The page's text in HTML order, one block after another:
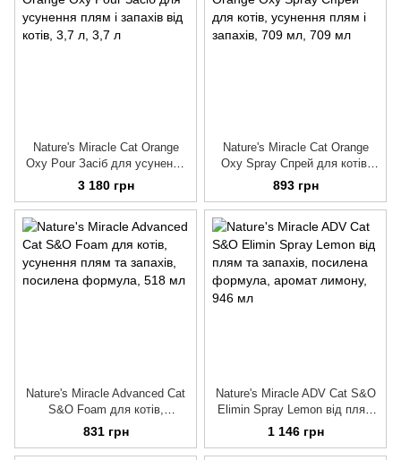
Nature's Miracle Сat Orange
Oxy Pour Засіб для усунення
плям і запахів від котів, 3,7 л
3 180 грн
Nature's Miracle Cat Orange
Oxy Spray Спрей для котів,
усунення плям і запахів, 709
893 грн
Nature's Miracle Advanced Cat
S&O Foam для котів,
усунення плям та запахів,
посилена формула, 518 мл
831 грн
Nature's Miracle ADV Cat S&O
Elimin Spray Lemon від плям
та запахів, посилена
формула, аромат лимону
1 146 грн